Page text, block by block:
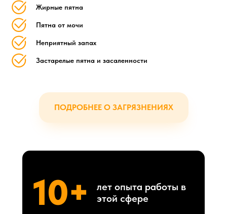
Жирные пятна
Пятна от мочи
Неприятный запах
Застарелые пятна и засаленности
ПОДРОБНЕЕ О ЗАГРЯЗНЕНИЯХ
10+
лет опыта работы в
этой сфере